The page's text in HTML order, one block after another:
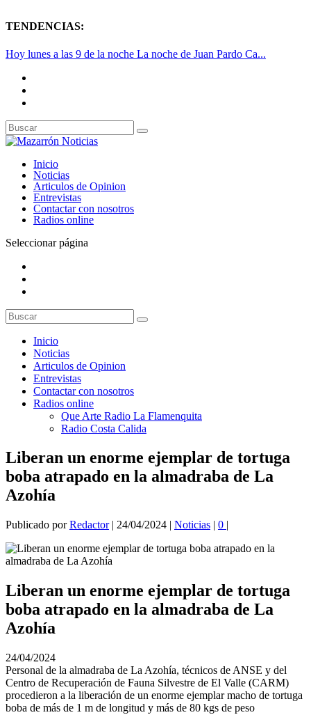
TENDENCIAS:
Hoy lunes a las 9 de la noche La noche de Juan Pardo Ca...
Inicio
Noticias
Articulos de Opinion
Entrevistas
Contactar con nosotros
Radios online
Seleccionar página
Inicio
Noticias
Articulos de Opinion
Entrevistas
Contactar con nosotros
Radios online
Que Arte Radio La Flamenquita
Radio Costa Calida
Liberan un enorme ejemplar de tortuga
boba atrapado en la almadraba de La
Azohía
Publicado porRedactor| 24/04/2024 | Noticias | 0 |
Liberan un enorme ejemplar de tortuga
boba atrapado en la almadraba de La
Azohía
24/04/2024
Personal de la almadraba de La Azohía, técnicos de ANSE y del
Centro de Recuperación de Fauna Silvestre de El Valle (CARM)
procedieron a la liberación de un enorme ejemplar macho de tortuga
boba de más de 1 m de longitud y más de 80 kgs de peso